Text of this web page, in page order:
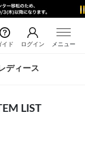
イド ログイン メニュー
ディース
LIST